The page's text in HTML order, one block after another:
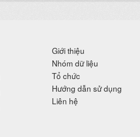
Giới thiệu
Nhóm dữ liệu
Tổ chức
Hướng dẫn sử dụng
Liên hệ